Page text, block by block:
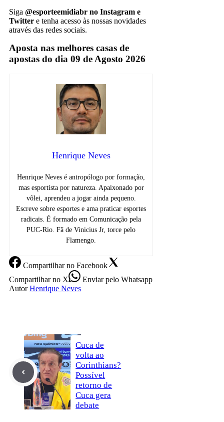
Siga @esporteemidiabr no Instagram e
Twitter e tenha acesso às nossas novidades
através das redes sociais.
Aposta nas melhores casas de
apostas do dia 09 de Agosto 2026
Henrique Neves
Henrique Neves é antropólogo por formação,
mas esportista por natureza. Apaixonado por
vôlei, aprendeu a jogar ainda pequeno.
Escreve sobre esportes e ama praticar esportes
radicais. É formado em Comunicação pela
PUC-Rio. Fã de Vinicius Jr, torce pelo
Flamengo.
Compartilharno Facebook
Compartilharno X Enviarpelo Whatsapp
Autor Henrique Neves
Cuca de
volta ao
Corinthians?
Possível
retorno de
Cuca gera
debate